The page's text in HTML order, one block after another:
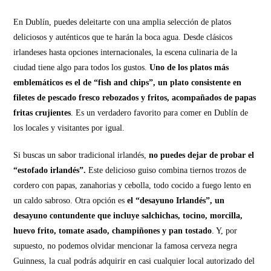
En Dublín, puedes deleitarte con una amplia selección de platos
deliciosos y auténticos que te harán la boca agua. Desde clásicos
irlandeses hasta opciones internacionales, la escena culinaria de la
ciudad tiene algo para todos los gustos.Uno de los platos más
emblemáticos es el de “fish and chips”, un plato consistente en
filetes de pescado fresco rebozados y fritos, acompañados de papas
fritas crujientes. Es un verdadero favorito para comer en Dublín de
los locales y visitantes por igual.
Si buscas un sabor tradicional irlandés,no puedes dejar de probar el
“estofado irlandés”. Este delicioso guiso combina tiernos trozos de
cordero con papas, zanahorias y cebolla, todo cocido a fuego lento en
un caldo sabroso. Otra opción es el “desayuno Irlandés”, un
desayuno contundente que incluye salchichas, tocino, morcilla,
huevo frito, tomate asado, champiñones y pan tostado. Y, por
supuesto, no podemos olvidar mencionar la famosa cerveza negra
Guinness, la cual podrás adquirir en casi cualquier local autorizado del